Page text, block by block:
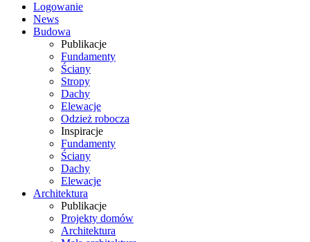
Logowanie
News
Budowa
Publikacje
Fundamenty
Ściany
Stropy
Dachy
Elewacje
Odzież robocza
Inspiracje
Fundamenty
Ściany
Dachy
Elewacje
Architektura
Publikacje
Projekty domów
Architektura